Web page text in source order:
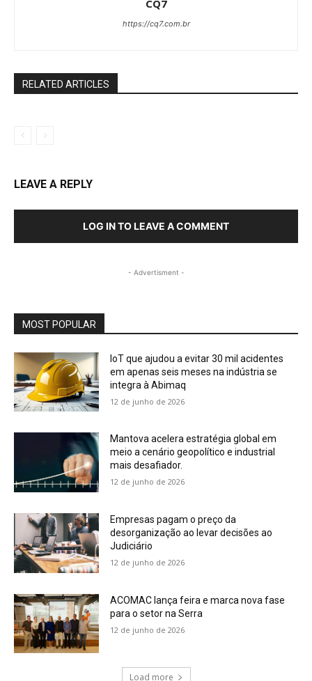
CQ7
https://cq7.com.br
RELATED ARTICLES
LEAVE A REPLY
LOG IN TO LEAVE A COMMENT
- Advertisment -
MOST POPULAR
IoT que ajudou a evitar 30 mil acidentes
em apenas seis meses na indústria se
integra à Abimaq
12 de junho de 2026
Mantova acelera estratégia global em
meio a cenário geopolítico e industrial
mais desafiador.
12 de junho de 2026
Empresas pagam o preço da
desorganização ao levar decisões ao
Judiciário
12 de junho de 2026
ACOMAC lança feira e marca nova fase
para o setor na Serra
12 de junho de 2026
Load more